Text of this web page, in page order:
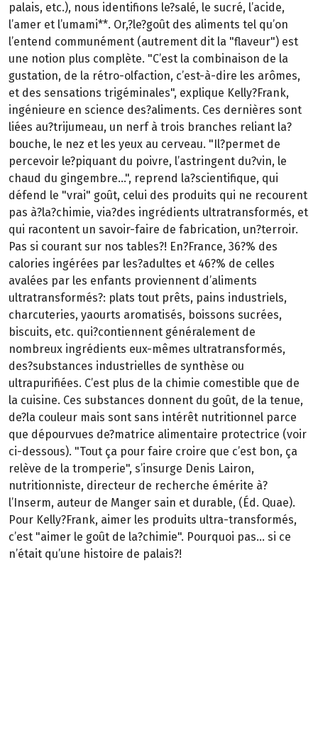
palais, etc.), nous identifions le?salé, le sucré, l’acide,
l’amer et l’umami**. Or,?le?goût des aliments tel qu’on
l’entend communément (autrement dit la "flaveur") est
une notion plus complète. "C’est la combinaison de la
gustation, de la rétro-olfaction, c’est-à-dire les arômes,
et des sensations trigéminales", explique Kelly?Frank,
ingénieure en science des?aliments. Ces dernières sont
liées au?trijumeau, un nerf à trois branches reliant la?
bouche, le nez et les yeux au cerveau. "Il?permet de
percevoir le?piquant du poivre, l’astringent du?vin, le
chaud du gingembre…", reprend la?scientifique, qui
défend le "vrai" goût, celui des produits qui ne recourent
pas à?la?chimie, via?des ingrédients ultratransformés, et
qui racontent un savoir-faire de fabrication, un?terroir.
Pas si courant sur nos tables?! En?France, 36?% des
calories ingérées par les?adultes et 46?% de celles
avalées par les enfants proviennent d’aliments
ultratransformés?: plats tout prêts, pains industriels,
charcuteries, yaourts aromatisés, boissons sucrées,
biscuits, etc. qui?contiennent généralement de
nombreux ingrédients eux-mêmes ultratransformés,
des?substances industrielles de synthèse ou
ultrapurifiées. C’est plus de la chimie comestible que de
la cuisine. Ces substances donnent du goût, de la tenue,
de?la couleur mais sont sans intérêt nutritionnel parce
que dépourvues de?matrice alimentaire protectrice (voir
ci-dessous). "Tout ça pour faire croire que c’est bon, ça
relève de la tromperie", s’insurge Denis Lairon,
nutritionniste, directeur de recherche émérite à?
l’Inserm, auteur de Manger sain et durable, (Éd. Quae).
Pour Kelly?Frank, aimer les produits ultra-transformés,
c’est "aimer le goût de la?chimie". Pourquoi pas… si ce
n’était qu’une histoire de palais?!